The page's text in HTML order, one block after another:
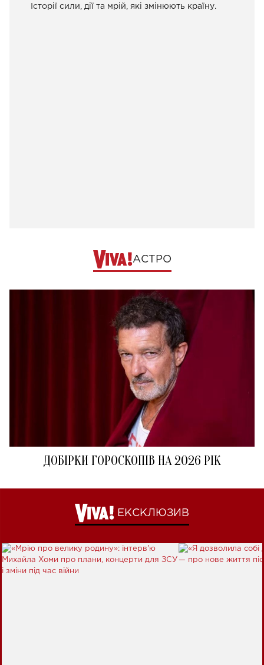
Історії сили, дії та мрій, які змінюють країну.
АСТРО
ДОБІРКИ ГОРОСКОПІВ НА 2026 РІК
ЕКСКЛЮЗИВ